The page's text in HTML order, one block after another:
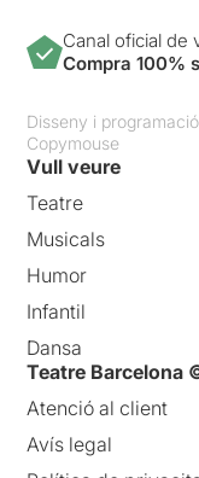
Canal oficial de
Compra 100%
Disseny i
Copymouse
Vull veure
Teatre
Musicals
Humor
Infantil
Dansa
Teatre Barcelona
Atenció al client
Avís legal